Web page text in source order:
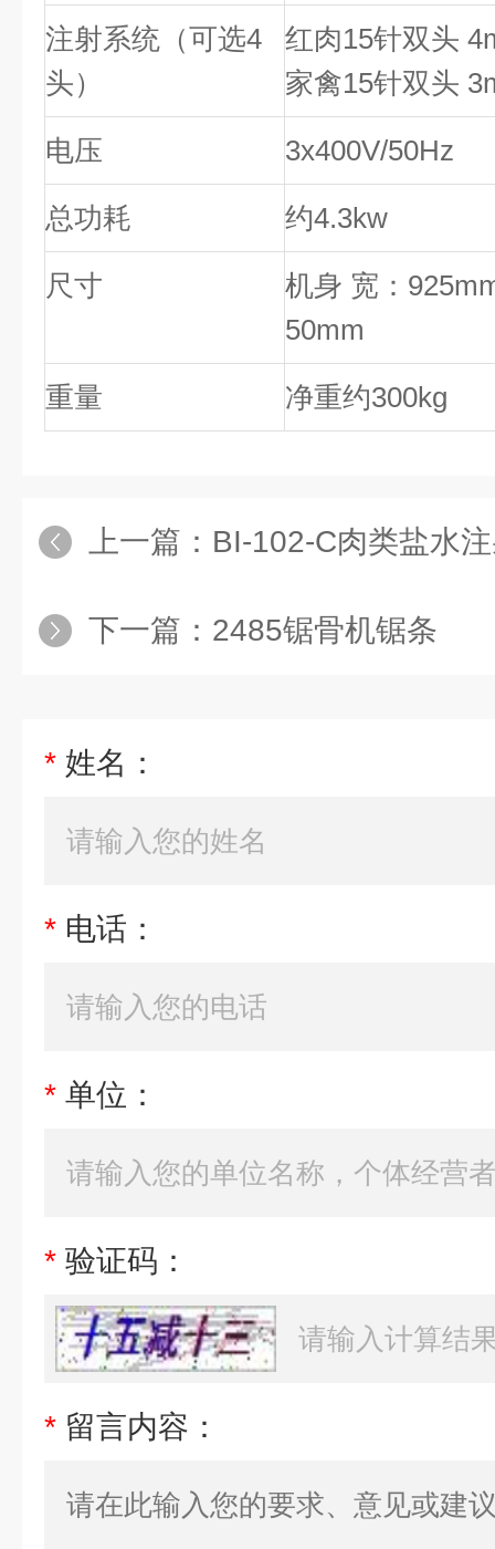
注射系统（可选4
头）
红肉15针双头
家禽15针双头
电压 3x400V/50Hz
总功耗 约4.3kw
尺寸
机身 宽：
50mm
重量 净重约300kg
上一篇： BI-102-C肉类盐水
下一篇： 2485锯骨机锯条
* 姓名：
* 电话：
* 单位：
* 验证码：
* 留言内容：